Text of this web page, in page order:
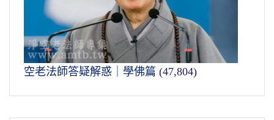
空老法師答疑解惑｜學佛篇 (47,804)